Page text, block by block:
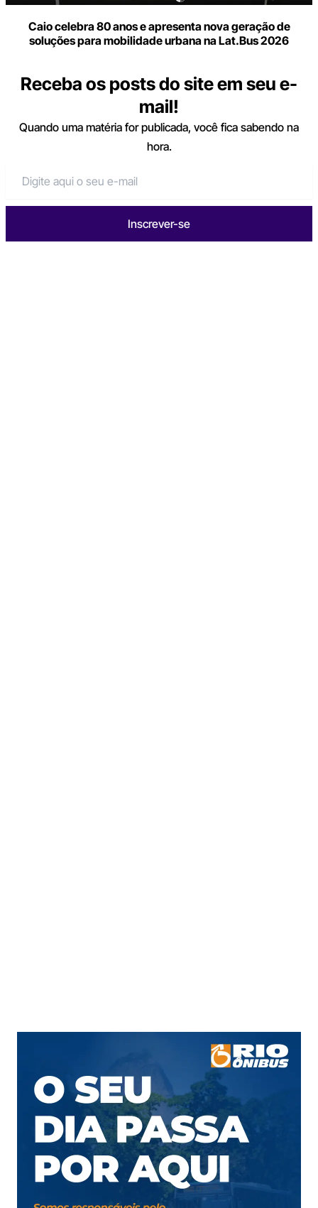
Caio celebra 80 anos e apresenta nova geração de
soluções para mobilidade urbana na Lat.Bus 2026
Receba os posts do site em seu e-
mail!
Quando uma matéria for publicada, você fica sabendo na
hora.
Inscrever-se